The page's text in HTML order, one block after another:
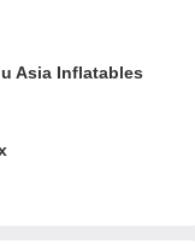
Asia Inflatables